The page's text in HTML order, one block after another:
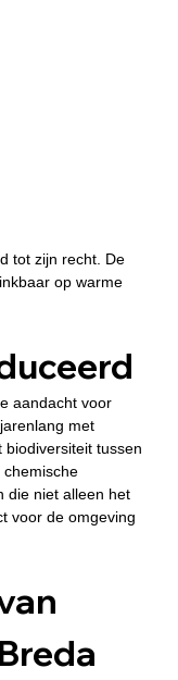
tot zijn recht. De
op warme
aandacht voor
met
tussen
die niet alleen het
voor de omgeving